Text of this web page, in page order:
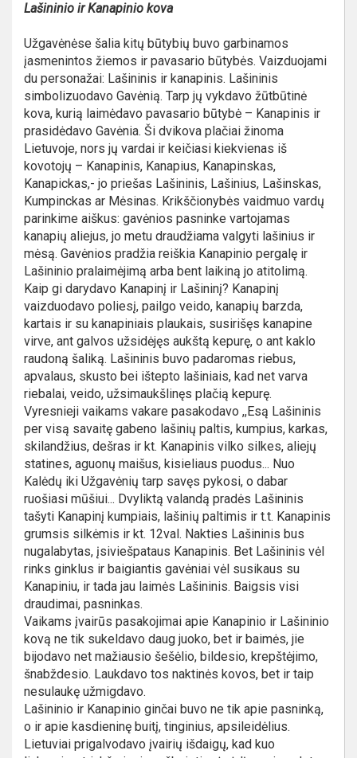
Lašininio ir Kanapinio kova
Užgavėnėse šalia kitų būtybių buvo garbinamos
įasmenintos žiemos ir pavasario būtybės. Vaizduojami
du personažai: Lašininis ir kanapinis. Lašininis
simbolizuodavo Gavėnią. Tarp jų vykdavo žūtbūtinė
kova, kurią laimėdavo pavasario būtybė – Kanapinis ir
prasidėdavo Gavėnia. Ši dvikova plačiai žinoma
Lietuvoje, nors jų vardai ir keičiasi kiekvienas iš
kovotojų – Kanapinis, Kanapius, Kanapinskas,
Kanapickas,- jo priešas Lašininis, Lašinius, Lašinskas,
Kumpinckas ar Mėsinas. Krikščionybės vaidmuo vardų
parinkime aiškus: gavėnios pasninke vartojamas
kanapių aliejus, jo metu draudžiama valgyti lašinius ir
mėsą. Gavėnios pradžia reiškia Kanapinio pergalę ir
Lašininio pralaimėjimą arba bent laikiną jo atitolimą.
Kaip gi darydavo Kanapinį ir Lašininį? Kanapinį
vaizduodavo poliesį, pailgo veido, kanapių barzda,
kartais ir su kanapiniais plaukais, susirišęs kanapine
virve, ant galvos užsidėjęs aukštą kepurę, o ant kaklo
raudoną šaliką. Lašininis buvo padaromas riebus,
apvalaus, skusto bei ištepto lašiniais, kad net varva
riebalai, veido, užsimaukšlinęs plačią kepurę.
Vyresnieji vaikams vakare pasakodavo ,,Esą Lašininis
per visą savaitę gabeno lašinių paltis, kumpius, karkas,
skilandžius, dešras ir kt. Kanapinis vilko silkes, aliejų
statines, aguonų maišus, kisieliaus puodus... Nuo
Kalėdų iki Užgavėnių tarp savęs pykosi, o dabar
ruošiasi mūšiui... Dvyliktą valandą pradės Lašininis
tašyti Kanapinį kumpiais, lašinių paltimis ir t.t. Kanapinis
grumsis silkėmis ir kt. 12val. Nakties Lašininis bus
nugalabytas, įsiviešpataus Kanapinis. Bet Lašininis vėl
rinks ginklus ir baigiantis gavėniai vėl susikaus su
Kanapiniu, ir tada jau laimės Lašininis. Baigsis visi
draudimai, pasninkas.
Vaikams įvairūs pasakojimai apie Kanapinio ir Lašininio
kovą ne tik sukeldavo daug juoko, bet ir baimės, jie
bijodavo net mažiausio šešėlio, bildesio, krepštėjimo,
šnabždesio. Laukdavo tos naktinės kovos, bet ir taip
nesulaukę užmigdavo.
Lašininio ir Kanapinio ginčai buvo ne tik apie pasninką,
o ir apie kasdieninę buitį, tinginius, apsileidėlius.
Lietuviai prigalvodavo įvairių išdaigų, kad kuo